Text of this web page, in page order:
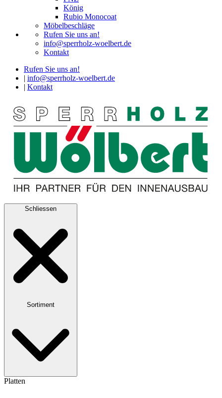
König
Rubio Monocoat
Möbelbeschläge
Rufen Sie uns an!
info@sperrholz-woelbert.de
Kontakt
Rufen Sie uns an!
info@sperrholz-woelbert.de
Kontakt
Schliessen
Sortiment
Platten